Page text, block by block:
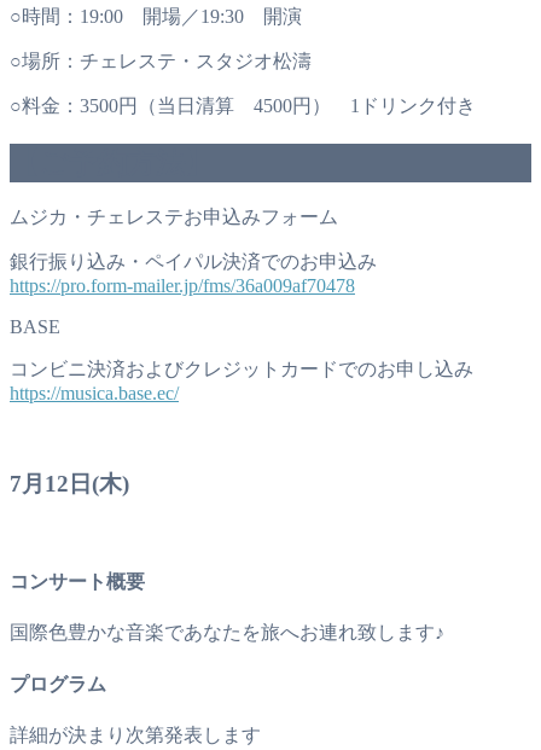
○時間：19:00 開場／19:30 開演
○場所：チェレステ・スタジオ松濤
○料金：3500円（当日清算 4500円） 1ドリンク付き
ムジカ・チェレステお申込みフォーム
銀行振り込み・ペイパル決済でのお申込み
https://pro.form-mailer.jp/fms/36a009af70478
BASE
コンビニ決済およびクレジットカードでのお申し込み
https://musica.base.ec/
7月12日(木)
コンサート概要
国際色豊かな音楽であなたを旅へお連れ致します♪
プログラム
詳細が決まり次第発表します